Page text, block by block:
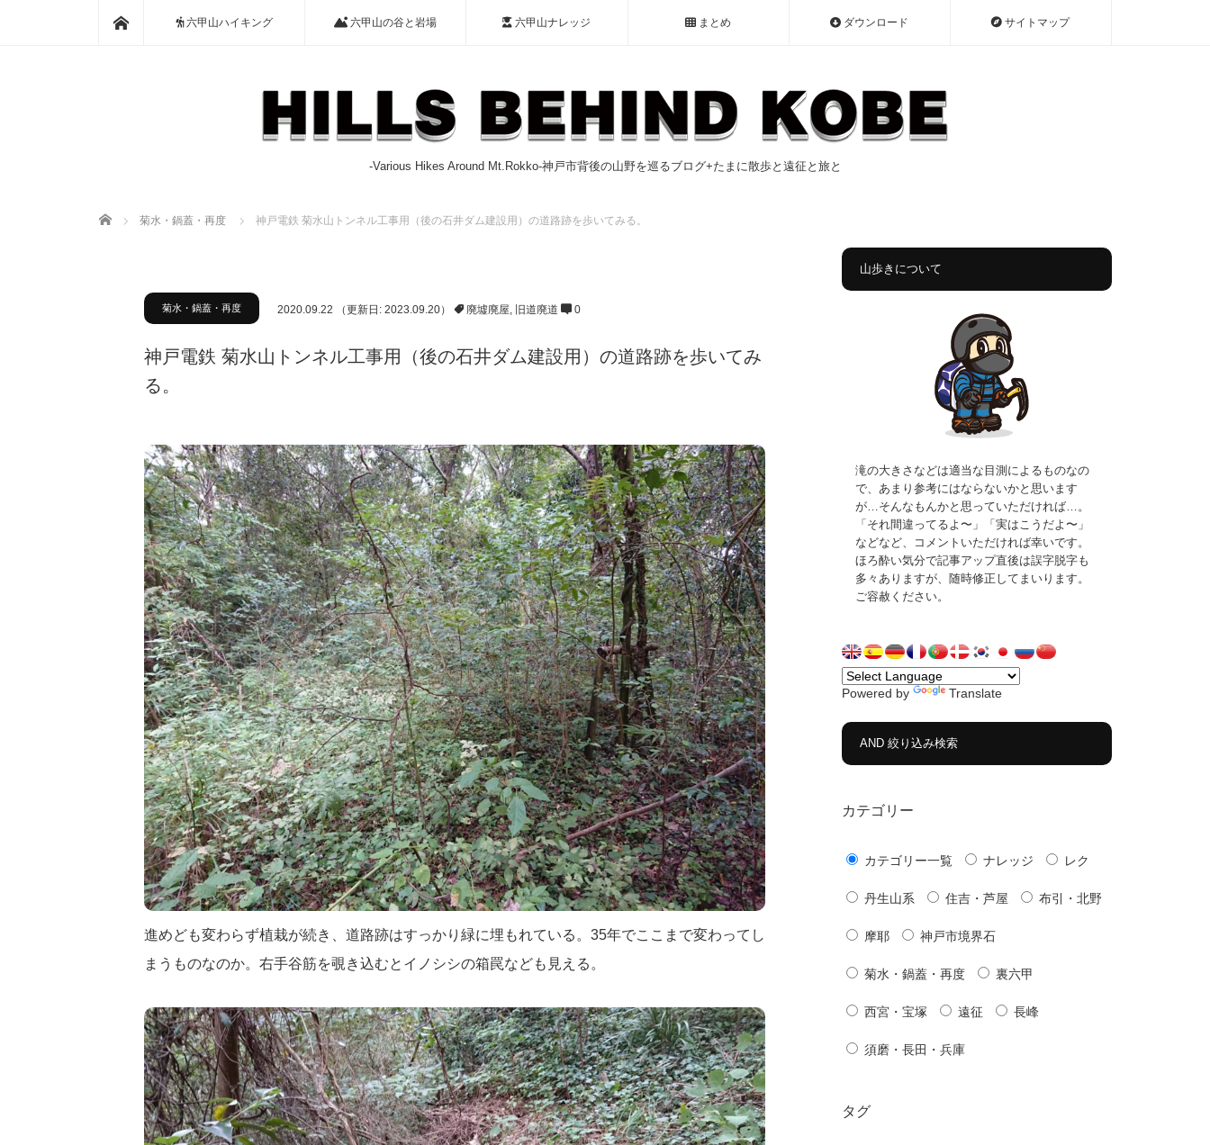
ホーム六甲山ハイキング 六甲山の谷と岩場 六甲山ナレッジ まとめ ダウンロード サイトマップ
-Various Hikes Around Mt.Rokko-神戸市背後の山野を巡るブログ+たまに散歩と遠征と旅と
ホーム 菊水・鍋蓋・再度 神戸電鉄 菊水山トンネル工事用（後の石井ダム建設用）の道路跡を歩いてみる。
菊水・鍋蓋・再度 2020.09.22 （更新日: 2023.09.20） 廃墟廃屋, 旧道廃道 0
神戸電鉄 菊水山トンネル工事用（後の石井ダム建設用）の道路跡を歩いてみ
る。
進めども変わらず植栽が続き、道路跡はすっかり緑に埋もれている。35年でここまで変わってし
まうものなのか。右手谷筋を覗き込むとイノシシの箱罠なども見える。
山歩きについて
滝の大きさなどは適当な目測によるものなの
で、あまり参考にはならないかと思います
が…そんなもんかと思っていただければ…。
「それ間違ってるよ〜」「実はこうだよ〜」
などなど、コメントいただければ幸いです。
ほろ酔い気分で記事アップ直後は誤字脱字も
多々ありますが、随時修正してまいります。
ご容赦ください。
Powered by Translate
AND 絞り込み検索
カテゴリー
カテゴリー一覧 ナレッジ レク
丹生山系 住吉・芦屋 布引・北野
摩耶 神戸市境界石
菊水・鍋蓋・再度 裏六甲
西宮・宝塚 遠征 長峰
須磨・長田・兵庫
タグ